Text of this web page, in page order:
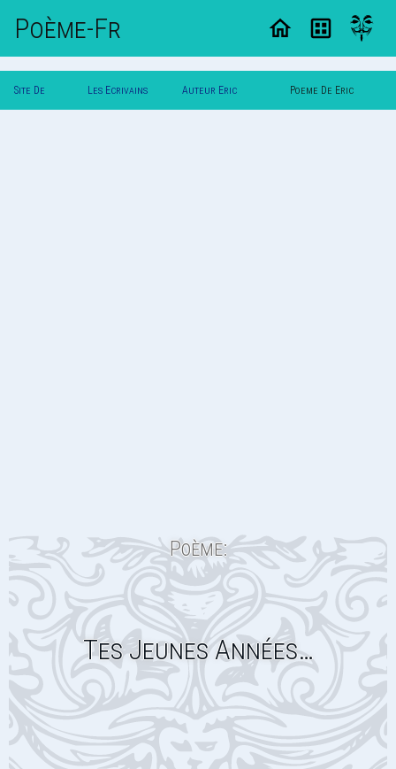
Poème-Fr
Site De Les Ecrivains Auteur Eric Poeme De Eric
Poème:
Tes Jeunes Années…